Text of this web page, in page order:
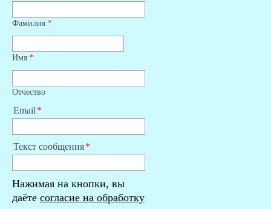
Фамилия *
Имя *
Отчество
Email
Текст сообщения
Нажимая на кнопки, вы
даёте согласие на обработку